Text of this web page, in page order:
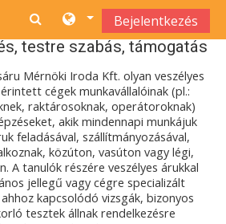
Bejelentkezés
testre szabás, támogatás
Mérnöki Iroda Kft. olyan veszélyes
cégek munkavállalóinak (pl.:
raktárosoknak, operátoroknak)
akik mindennapi munkájuk
feladásával, szállítmányozásával,
közúton, vasúton vagy légi,
A tanulók részére veszélyes árukkal
jellegű vagy cégre specializált
kapcsolódó vizsgák, bizonyos
tesztek állnak rendelkezésre